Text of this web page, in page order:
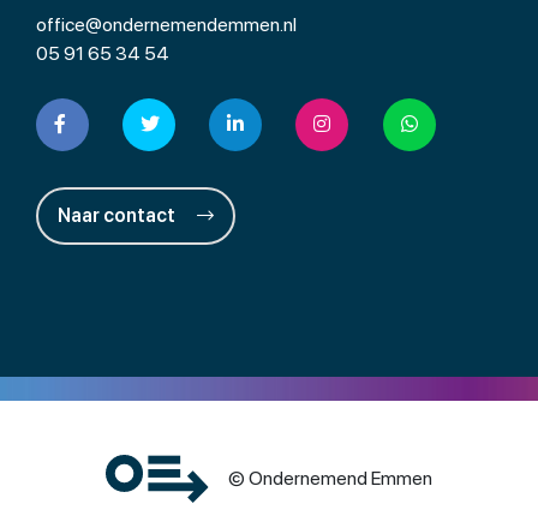
office@ondernemendemmen.nl
05 91 65 34 54
Naar contact
© Ondernemend Emmen